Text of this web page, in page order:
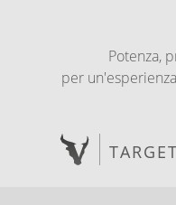
Potenza,
per